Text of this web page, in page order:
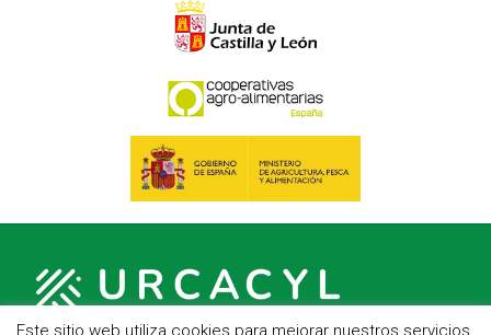
Este sitio web utiliza cookies para mejorar nuestros servicios.